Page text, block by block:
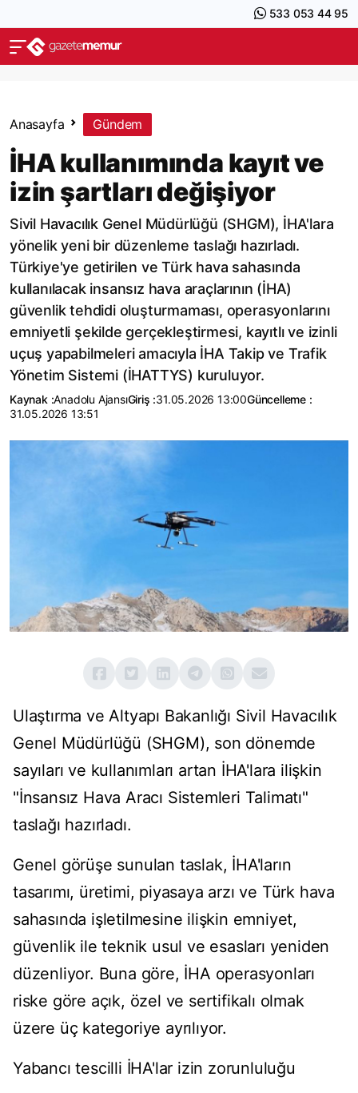
533 053 44 95
Anasayfa Gündem
İHA kullanımında kayıt ve
izin şartları değişiyor
Sivil Havacılık Genel Müdürlüğü (SHGM), İHA'lara
yönelik yeni bir düzenleme taslağı hazırladı.
Türkiye'ye getirilen ve Türk hava sahasında
kullanılacak insansız hava araçlarının (İHA)
güvenlik tehdidi oluşturmaması, operasyonlarını
emniyetli şekilde gerçekleştirmesi, kayıtlı ve izinli
uçuş yapabilmeleri amacıyla İHA Takip ve Trafik
Yönetim Sistemi (İHATTYS) kuruluyor.
Kaynak :Anadolu AjansıGiriş :31.05.2026 13:00Güncelleme :
31.05.2026 13:51
Ulaştırma ve Altyapı Bakanlığı Sivil Havacılık
Genel Müdürlüğü (SHGM), son dönemde
sayıları ve kullanımları artan İHA'lara ilişkin
"İnsansız Hava Aracı Sistemleri Talimatı"
taslağı hazırladı.
Genel görüşe sunulan taslak, İHA'ların
tasarımı, üretimi, piyasaya arzı ve Türk hava
sahasında işletilmesine ilişkin emniyet,
güvenlik ile teknik usul ve esasları yeniden
düzenliyor. Buna göre, İHA operasyonları
riske göre açık, özel ve sertifikalı olmak
üzere üç kategoriye ayrılıyor.
Yabancı tescilli İHA'lar izin zorunluluğu